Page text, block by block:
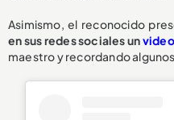
Asimismo, el reconocido
en sus redes sociales unvideo
maestro y recordando